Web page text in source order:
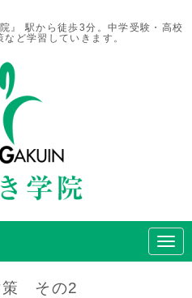
』 駅から徒歩3分。中学受験・高校
ど学習していきます。
N
a
策 その2